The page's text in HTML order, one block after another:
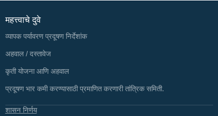
महत्त्वाचे दुवे
व्यापक पर्यावरण प्रदूषण निर्देशांक
अहवाल / दस्तावेज
कृती योजना आणि अहवाल
प्रदूषण भार कमी करण्यासाठी प्रमाणित करणारी तांत्रिक समिती.
शासन निर्णय